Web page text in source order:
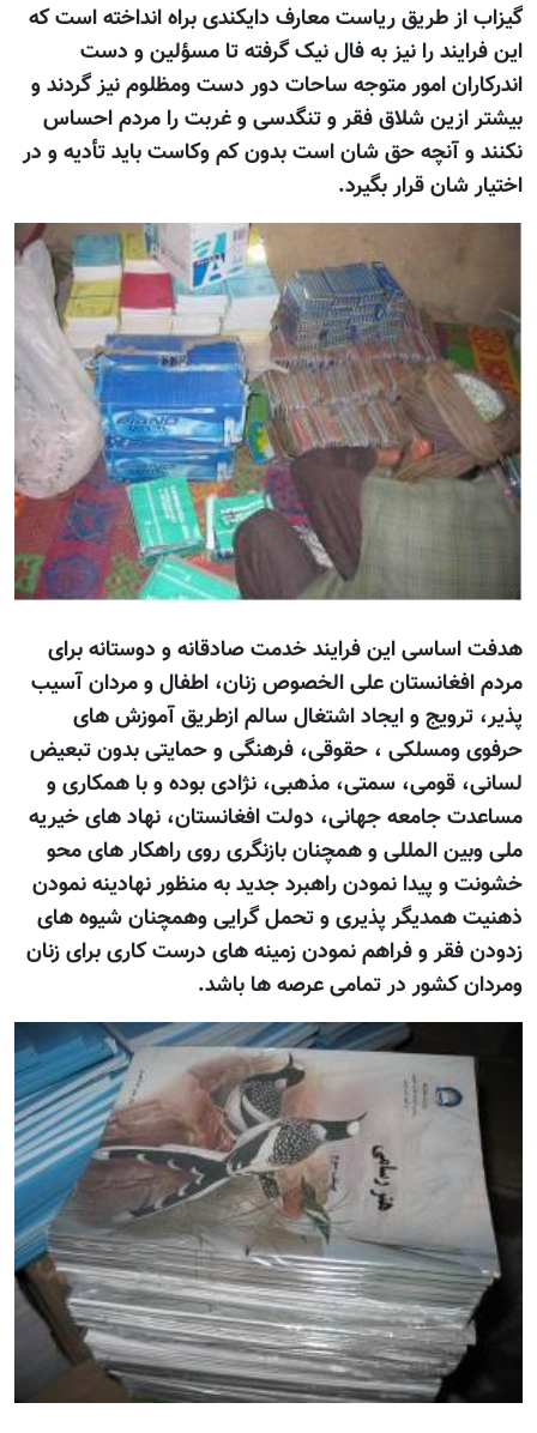
گیزاب از طریق ریاست معارف دایکندی براه انداخته است که
این فرایند را نیز به فال نیک گرفته تا مسؤلین و دست
اندرکاران امور متوجه ساحات دور دست ومظلوم نیز گردند و
بیشتر ازین شلاق فقر و تنگدسی و غربت را مردم احساس
نکنند و آنچه حق شان است بدون کم وکاست باید تأدیه و در
اختیار شان قرار بگیرد.
هدفت اساسی این فرایند خدمت صادقانه و دوستانه برای
مردم افغانستان علی الخصوص زنان، اطفال و مردان آسیب
پذیر، ترویج و ایجاد اشتغال سالم ازطریق آموزش های
حرفوی ومسلکی ، حقوقی، فرهنگی و حمایتی بدون تبعیض
لسانی، قومی، سمتی، مذهبی، نژادی بوده و با همکاری و
مساعدت جامعه جهانی، دولت افغانستان، نهاد های خیریه
ملی وبین المللی و همچنان بازنگری روی راهکار های محو
خشونت و پیدا نمودن راهبرد جدید به منظور نهادینه نمودن
ذهنیت همدیگر پذیری و تحمل گرایی وهمچنان شیوه های
زدودن فقر و فراهم نمودن زمینه های درست کاری برای زنان
ومردان کشور در تمامی عرصه ها باشد.